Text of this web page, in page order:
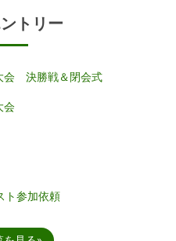
トリー
会 決勝戦＆閉会式
会
ト参加依頼